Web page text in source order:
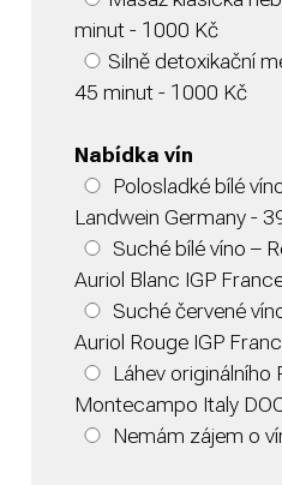
minut - 1000 Kč
Silně detoxikační
45 minut - 1000 Kč
Nabídka vín
Polosladké bílé
Landwein Germany -
Suché bílé víno –
Auriol Blanc IGP
Suché červené
Auriol Rouge IGP
Láhev originálního
Montecampo Italy
Nemám zájem o